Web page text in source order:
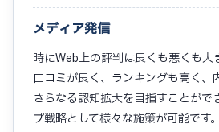
メディア発信
時にWeb上の評判は良くも悪くも大
口コミが良く、ランキングも高く、
さらなる認知拡大を目指すことがで
プ戦略として様々な施策が可能です。